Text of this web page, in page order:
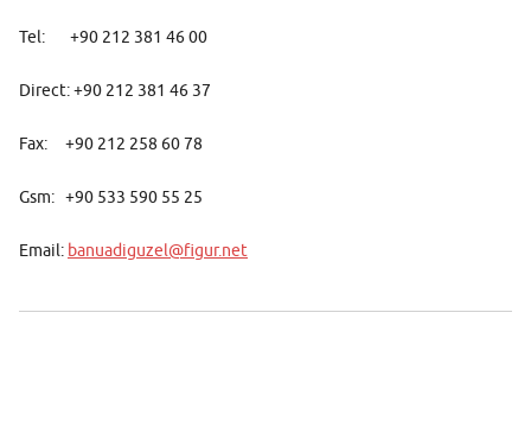
Tel: +90 212 381 46 00
Direct: +90 212 381 46 37
Fax: +90 212 258 60 78
Gsm: +90 533 590 55 25
Email: banuadiguzel@figur.net